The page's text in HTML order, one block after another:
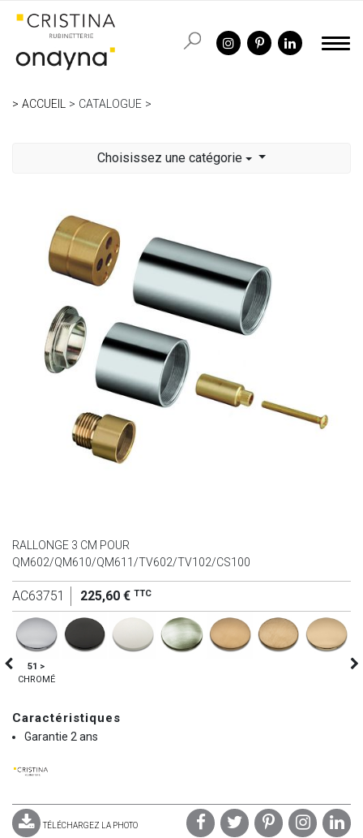
ACCUEIL CATALOGUE
Choisissez une catégorie
RALLONGE 3 CM POUR
QM602/QM610/QM611/TV602/TV102/CS100
AC63751 225,60 € TTC
51 >
CHROMÉ
Caractéristiques
Garantie 2 ans
TÉLÉCHARGEZ LA PHOTO